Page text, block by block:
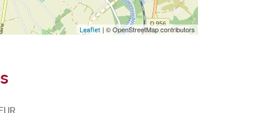
Leaflet | © OpenStreetMap contributors